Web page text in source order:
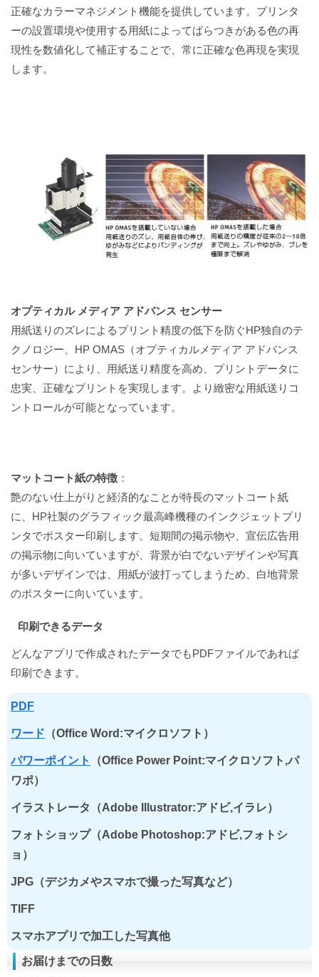
正確なカラーマネジメント機能を提供しています。プリンタ
ーの設置環境や使用する用紙によってばらつきがある色の再
現性を数値化して補正することで、常に正確な色再現を実現
します。
オプティカル メディア アドバンス センサー
用紙送りのズレによるプリント精度の低下を防ぐHP独自のテ
クノロジー、HP OMAS（オプティカルメディア アドバンス
センサー）により、用紙送り精度を高め、プリントデータに
忠実、正確なプリントを実現します。より緻密な用紙送りコ
ントロールが可能となっています。
マットコート紙の特徴 ：
艶のない仕上がりと経済的なことが特長のマットコート紙
に、HP社製のグラフィック最高峰機種のインクジェットプリ
ンタでポスター印刷します。短期間の掲示物や、宣伝広告用
の掲示物に向いていますが、背景が白でないデザインや写真
が多いデザインでは、用紙が波打ってしまうため、白地背景
のポスターに向いています。
印刷できるデータ
どんなアプリで作成されたデータでもPDFファイルであれば
印刷できます。
PDF
ワード （Office Word:マイクロソフト）
パワーポイント
（Office Power Point:マイクロソフト,パ
ワポ）
イラストレータ（Adobe Illustrator:アドビ,イラレ）
フォトショップ（Adobe Photoshop:アドビ,フォトシ
ョ）
JPG（デジカメやスマホで撮った写真など）
TIFF
スマホアプリで加工した写真他
お届けまでの日数